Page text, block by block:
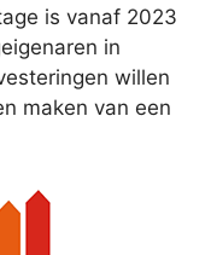
is vanaf 2023
in
willen
maken van een